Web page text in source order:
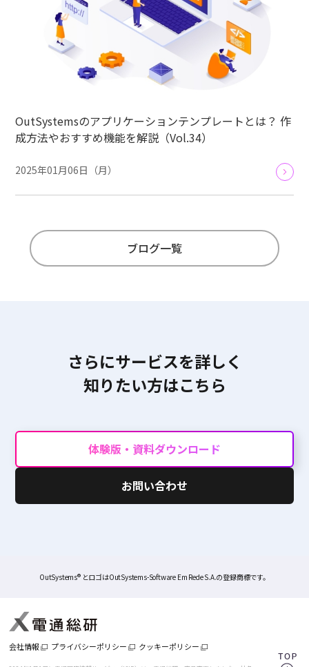
OutSystemsのアプリケーションテンプレートとは？ 作
成方法やおすすめ機能を解説（Vol.34）
2025年01月06日（月）
ブログ一覧
さらにサービスを詳しく
知りたい方はこちら
体験版・資料ダウンロード
お問い合わせ
OutSystems® とロゴはOutSystems-Software Em Rede S.A.の登録商標です。
会社情報 プライバシーポリシー クッキーポリシー